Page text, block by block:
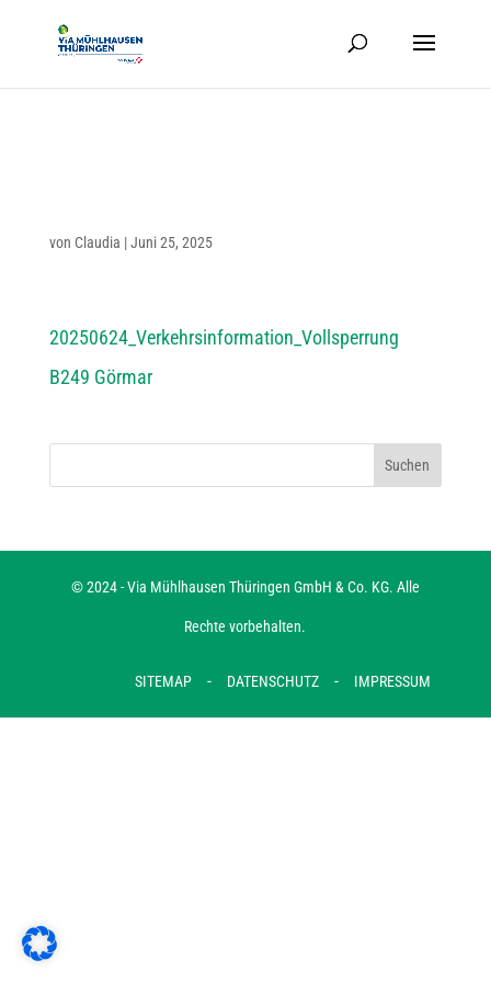
von Claudia |Juni 25, 2025
20250624_Verkehrsinformation_Vollsperrung
B249 Görmar
© 2024 - Via Mühlhausen Thüringen GmbH & Co. KG. Alle
Rechte vorbehalten.
SITEMAP - DATENSCHUTZ - IMPRESSUM